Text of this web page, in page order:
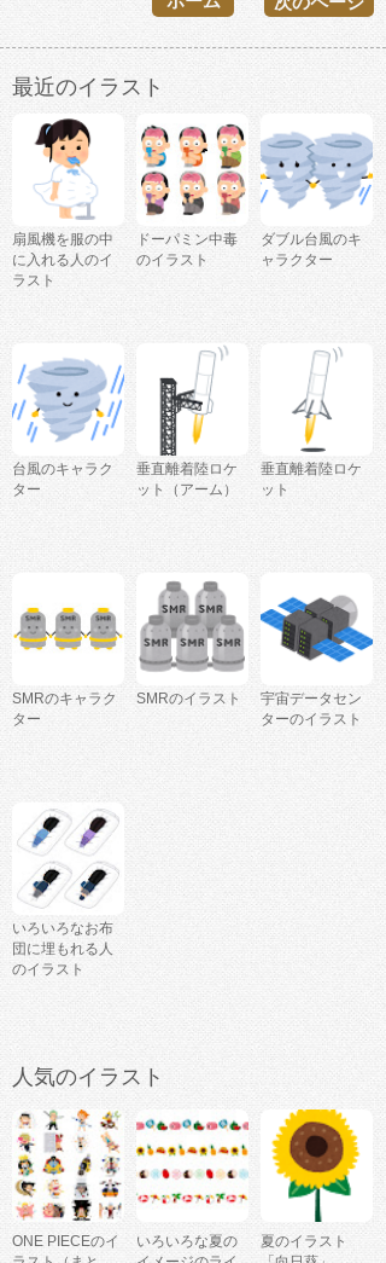
最近のイラスト
扇風機を服の中
に入れる人のイ
ラスト
ドーパミン中毒
のイラスト
ダブル台風のキ
ャラクター
台風のキャラク
ター
垂直離着陸ロケ
ット（アーム）
垂直離着陸ロケ
ット
SMRのキャラク
ター
SMRのイラスト
宇宙データセン
ターのイラスト
いろいろなお布
団に埋もれる人
のイラスト
人気のイラスト
ONE PIECEのイ
いろいろな夏の
夏のイラスト